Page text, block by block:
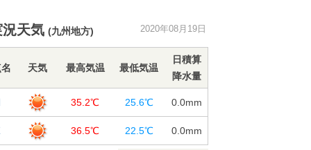
東北 危険な暑さ拡大 20日は約3
熱中症搬送者数 前の週から約2倍に
増加
19日11:37
週間天気 晴れても不安定 厳しい
況天気 (九州地方) 2020年08月19日
天気 最高気温 最低気温
日積算
降水量
35.2℃ 25.6℃ 0.0mm
36.5℃ 22.5℃ 0.0mm